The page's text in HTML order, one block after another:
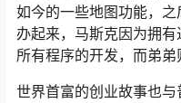
如今的一些地图功能，
办起来，马斯克因为拥
所有程序的开发，而弟弟
世界首富的创业故事也